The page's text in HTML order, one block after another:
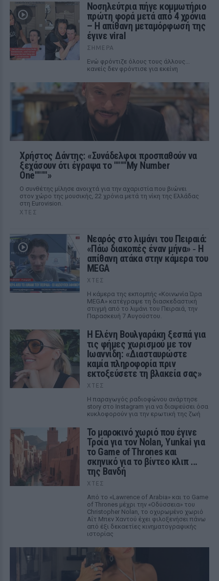
Νοσηλεύτρια πήγε κομμωτήριο
πρώτη φορά μετά από 4 χρόνια
– Η απίθανη μεταμόρφωσή της
έγινε viral
ΣΉΜΕΡΑ
Ενώ φρόντιζε όλους τους άλλους...
κανείς δεν φρόντισε για εκείνη
Χρήστος Δάντης: «Συνάδελφοι προσπαθούν να
ξεχάσουν ότι έγραψα το """"My Number
One""""»
Ο συνθέτης μίλησε ανοιχτά για την αχαριστία που βιώνει
στον χώρο της μουσικής, 22 χρόνια μετά τη νίκη της Ελλάδας
στη Eurovision.
ΧΤΕΣ
Νεαρός στο λιμάνι του Πειραιά:
«Πάω διακοπές έναν μήνα» ‑ Η
απίθανη ατάκα στην κάμερα του
MEGA
ΧΤΕΣ
Η κάμερα της εκπομπής «Κοινωνία Ώρα
MEGA» κατέγραψε τη διασκεδαστική
στιγμή από το λιμάνι του Πειραιά, την
Παρασκευή 7 Αυγούστου.
Η Ελένη Βουλγαράκη ξεσπά για
τις φήμες χωρισμού με τον
Ιωαννίδη: «Διασταυρώστε
καμία πληροφορία πριν
εκτοξεύσετε τη βλακεία σας»
ΧΤΕΣ
Η παραγωγός ραδιοφώνου ανάρτησε
story στο Instagram για να διαψεύσει όσα
κυκλοφορούν για την ερωτική της ζωή
Το μαροκινό χωριό που έγινε
Τροία για τον Nolan, Yunkai για
το Game of Thrones και
σκηνικό για το βίντεο κλιπ ...
της Βανδή
ΧΤΕΣ
Από το «Lawrence of Arabia» και το Game
of Thrones μέχρι την «Οδύσσεια» του
Christopher Nolan, το οχυρωμένο χωριό
Αΐτ Μπεν Χαντού έχει φιλοξενήσει πάνω
από έξι δεκαετίες κινηματογραφικής
ιστορίας